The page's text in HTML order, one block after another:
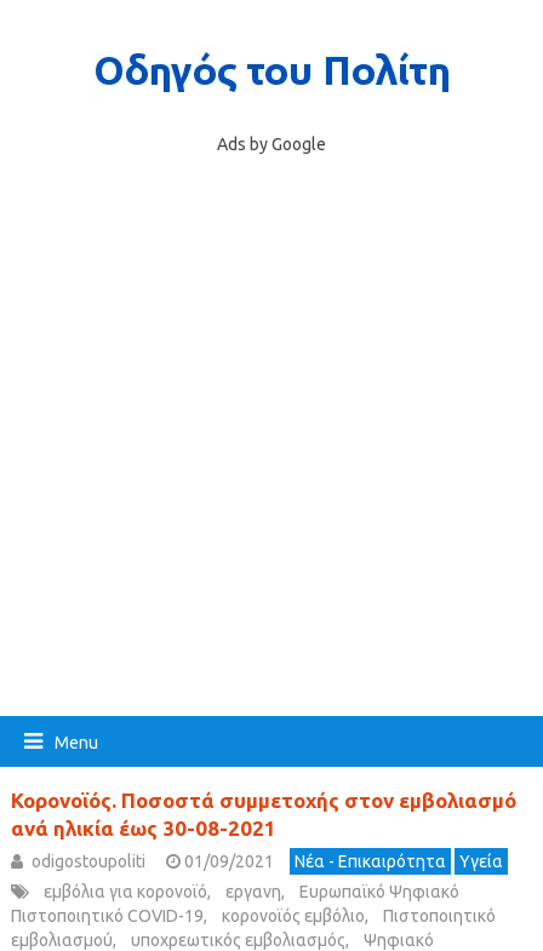
Ads by Google
Menu
Κορονοϊός. Ποσοστά συμμετοχής στον εμβολιασμό
ανά ηλικία έως 30-08-2021
odigostoupoliti 01/09/2021 Νέα - Επικαιρότητα
Υγεία
εμβόλια για κορονοϊό, εργανη,
Ευρωπαϊκό Ψηφιακό
Πιστοποιητικό COVID-19, κορονοϊός εμβόλιο,
Πιστοποιητικό
εμβολιασμού, υποχρεωτικός εμβολιασμός,
Ψηφιακό